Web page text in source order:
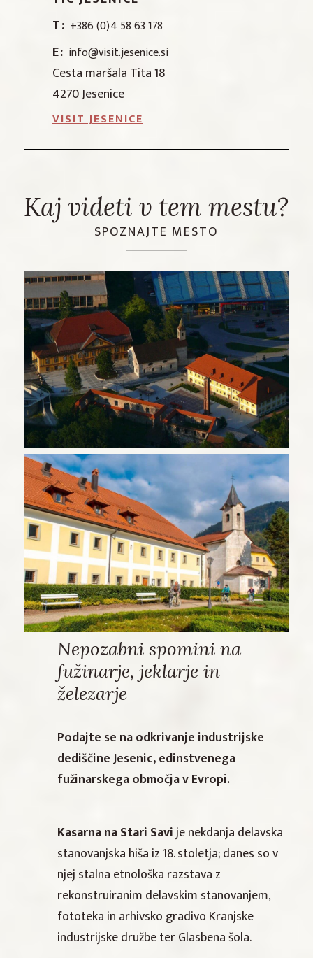
T: +386 (0)4 58 63 178
E: info@visit.jesenice.si
Cesta maršala Tita 18
4270 Jesenice
VISIT JESENICE
Kaj videti v tem mestu?
SPOZNAJTE MESTO
Nepozabni spomini na
fužinarje, jeklarje in
železarje
Podajte se na odkrivanje industrijske
dediščine Jesenic, edinstvenega
fužinarskega območja v Evropi.
Kasarna na Stari Savije nekdanja delavska
stanovanjska hiša iz 18. stoletja; danes so v
njej stalna etnološka razstava z
rekonstruiranim delavskim stanovanjem,
fototeka in arhivsko gradivo Kranjske
industrijske družbe ter Glasbena šola.